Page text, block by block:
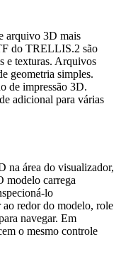
arquivo 3D mais
do TRELLIS.2 são
e texturas. Arquivos
geometria simples.
de impressão 3D.
adicional para várias
na área do visualizador,
modelo carrega
lo
ao redor do modelo, role
navegar. Em
o mesmo controle